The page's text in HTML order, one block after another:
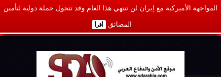
المواجهة الأميركية مع إيران لن تنتهي هذا العام وقد تتحول حملة دولية لتأمين
المضائق أقرأ